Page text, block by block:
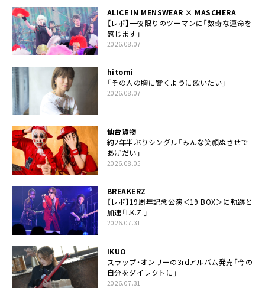
ALICE IN MENSWEAR × MASCHERA
【レポ】一夜限りのツーマンに「数奇な運命を
感じます」
2026.08.07
hitomi
「その人の胸に響くように歌いたい」
2026.08.07
仙台貨物
約2年半ぶりシングル「みんな笑顔ぬさせで
あげだい」
2026.08.05
BREAKERZ
【レポ】19周年記念公演＜19 BOX＞に軌跡と
加速「I.K.Z.」
2026.07.31
IKUO
スラップ・オンリーの3rdアルバム発売「今の
自分をダイレクトに」
2026.07.31